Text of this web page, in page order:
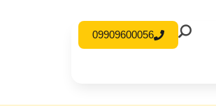
09909600056